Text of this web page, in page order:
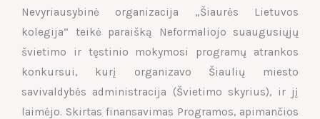
Nevyriausybinė organizacija „Šiaurės Lietuvos
kolegija“ teikė paraišką Neformaliojo suaugusiųjų
švietimo ir tęstinio mokymosi programų atrankos
konkursui, kurį organizavo Šiaulių miesto
savivaldybės administracija (Švietimo skyrius), ir jį
laimėjo. Skirtas finansavimas Programos, apimančios